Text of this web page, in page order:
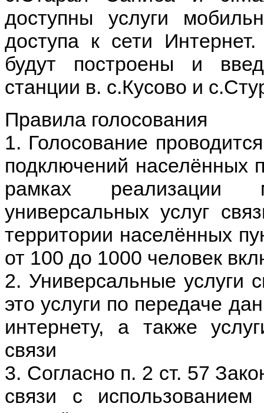
доступны услуги
доступа к сети
будут построены и
станции в. с.Кусово и
Правила голосования
1. Голосование
подключений населённых
рамках реализации
универсальных услуг
территории населённых
от 100 до 1000 человек
2. Универсальные услуги
это услуги по передаче
интернету, а также
связи
3. Согласно п. 2 ст. 57
связи с